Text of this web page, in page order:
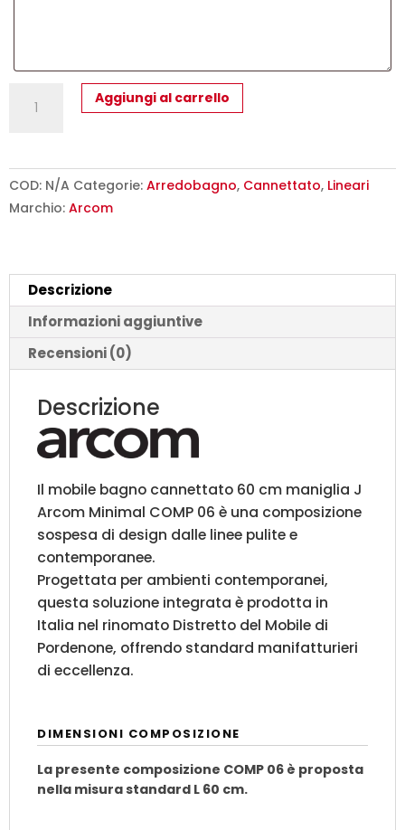
Bagno
cm
Sospeso
Arcom
Minimal
COMP
06
Aggiungi al carrello
COD: N/A Categorie: Arredobagno, Cannettato, Lineari
Marchio: Arcom
Descrizione
Informazioni aggiuntive
Recensioni (0)
Descrizione
Il mobile bagno cannettato 60 cm maniglia J
Arcom Minimal COMP 06 è una composizione
sospesa di design dalle linee pulite e
contemporanee.
Progettata per ambienti contemporanei,
questa soluzione integrata è prodotta in
Italia nel rinomato Distretto del Mobile di
Pordenone, offrendo standard manifatturieri
di eccellenza.
DIMENSIONI COMPOSIZIONE
La presente composizione COMP 06 è proposta
nella misura standard L 60 cm.